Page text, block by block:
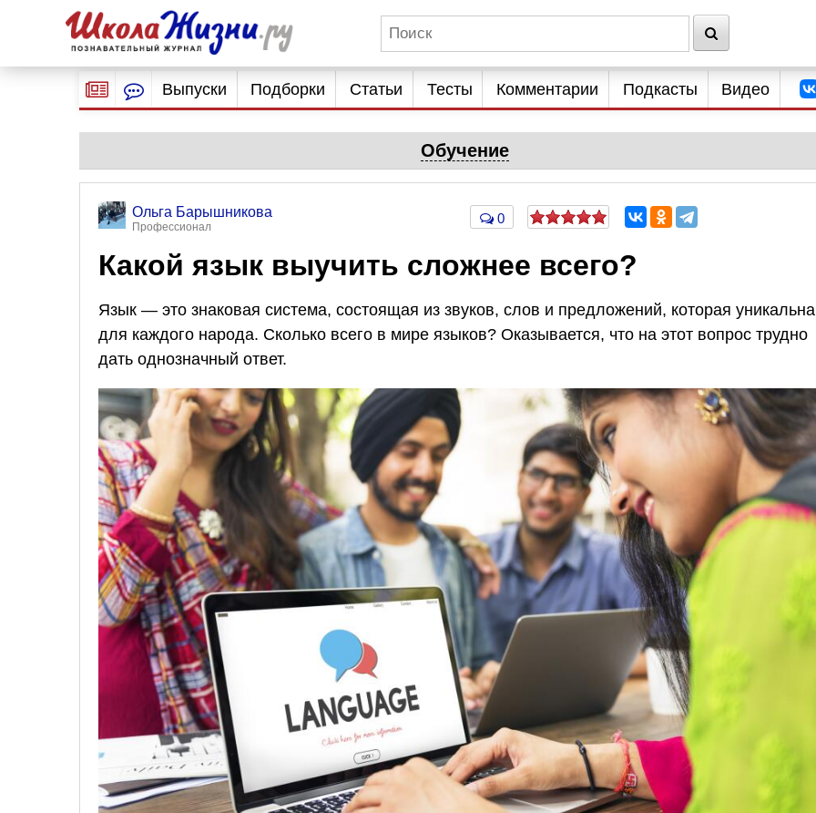
Выпуски Подборки Статьи Тесты Комментарии Подкасты Видео
Обучение
Ольга Барышникова
Профессионал
0
Какой язык выучить сложнее всего?
Язык — это знаковая система, состоящая из звуков, слов и предложений, которая уникальна
для каждого народа. Сколько всего в мире языков? Оказывается, что на этот вопрос трудно
дать однозначный ответ.